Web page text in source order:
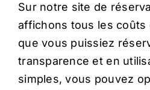
Sur notre site de
affichons tous les coûts
que vous puissiez
transparence et en
simples, vous pouvez